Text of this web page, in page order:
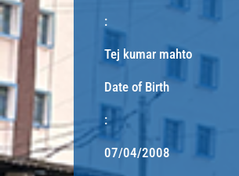
:
Tej kumar mahto
Date of Birth
:
07/04/2008